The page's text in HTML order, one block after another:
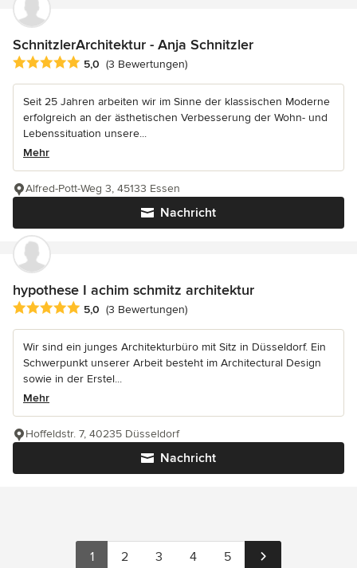
SchnitzlerArchitektur - Anja Schnitzler
Durchschnittliche Bewertung: 5 von 5 Sternen
5,0 (3 Bewertungen)
Seit 25 Jahren arbeiten wir im Sinne der klassischen Moderne
erfolgreich an der ästhetischen Verbesserung der Wohn- und
Lebenssituation unsere...
Mehr
Nachricht
Alfred-Pott-Weg 3, 45133 Essen
hypothese I achim schmitz architektur
Durchschnittliche Bewertung: 5 von 5 Sternen
5,0 (3 Bewertungen)
Wir sind ein junges Architekturbüro mit Sitz in Düsseldorf. Ein
Schwerpunkt unserer Arbeit besteht im Architectural Design
sowie in der Erstel...
Mehr
Nachricht
Hoffeldstr. 7, 40235 Düsseldorf
1 2 3 4 5